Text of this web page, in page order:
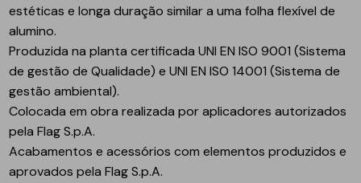
estéticas e longa duração similar a uma folha flexível de
alumino.
Produzida na planta certificada UNI EN ISO 9001 (Sistema
de gestão de Qualidade) e UNI EN ISO 14001 (Sistema de
gestão ambiental).
Colocada em obra realizada por aplicadores autorizados
pela Flag S.p.A.
Acabamentos e acessórios com elementos produzidos e
aprovados pela Flag S.p.A.